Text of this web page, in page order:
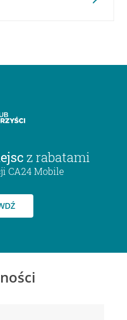
z rabatami
CA24 Mobile